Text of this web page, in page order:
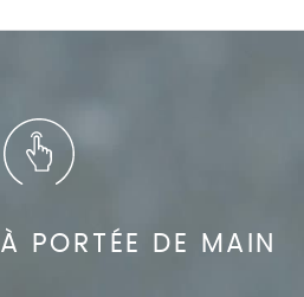
À PORTÉE DE MAIN